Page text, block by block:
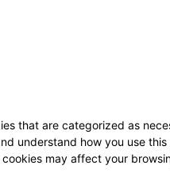
that are categorized as
understand how you use
may affect your